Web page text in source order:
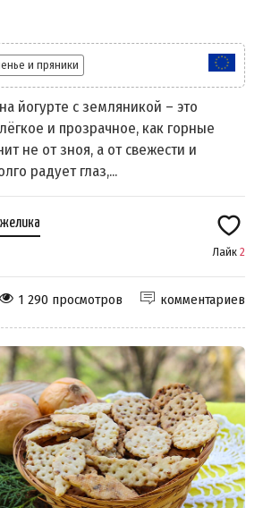
и пряники
йогурте с земляникой – это
и прозрачное, как горные
не от зноя, а от свежести и
радует глаз,...
Лайк 2
комментариев
1 290 просмотров